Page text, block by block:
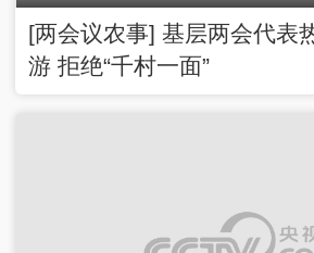
[两会议农事] 基层两会代表
游 拒绝“千村一面”